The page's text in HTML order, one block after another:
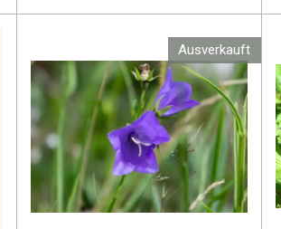
Ausverkauft